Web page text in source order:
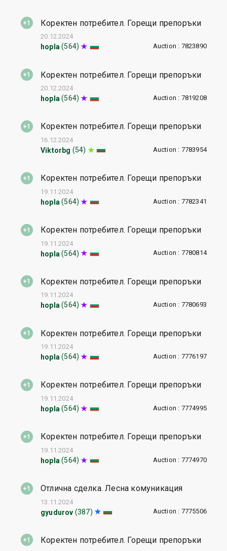
Коректен потребител. Горещи препоръки
hopla (564) Auction : 7823890
20.12.2024
Коректен потребител. Горещи препоръки
hopla (564) Auction : 7819208
20.12.2024
Коректен потребител. Горещи препоръки
Viktorbg (54) Auction : 7783954
16.12.2024
Коректен потребител. Горещи препоръки
hopla (564) Auction : 7782341
19.11.2024
Коректен потребител. Горещи препоръки
hopla (564) Auction : 7780814
19.11.2024
Коректен потребител. Горещи препоръки
hopla (564) Auction : 7780693
19.11.2024
Коректен потребител. Горещи препоръки
hopla (564) Auction : 7776197
19.11.2024
Коректен потребител. Горещи препоръки
hopla (564) Auction : 7774995
19.11.2024
Коректен потребител. Горещи препоръки
hopla (564) Auction : 7774970
19.11.2024
Отлична сделка. Лесна комуникация
gyudurov (387) Auction : 7775506
13.11.2024
Коректен потребител. Горещи препоръки